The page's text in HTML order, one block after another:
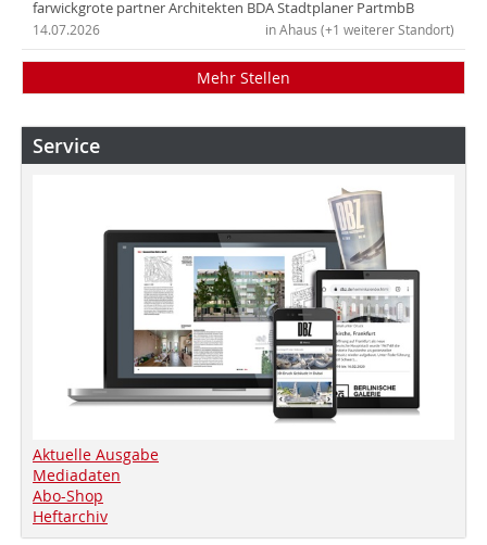
farwickgrote partner Architekten BDA Stadtplaner PartmbB
in Ahaus (+1 weiterer Standort)
14.07.2026
Mehr Stellen
Service
Aktuelle Ausgabe
Mediadaten
Abo-Shop
Heftarchiv